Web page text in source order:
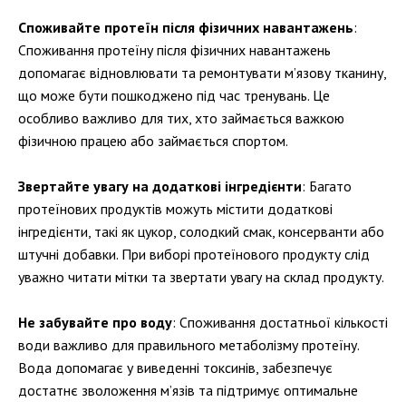
Споживайте протеїн після фізичних навантажень:
Споживання протеїну після фізичних навантажень
допомагає відновлювати та ремонтувати м’язову тканину,
що може бути пошкоджено під час тренувань. Це
особливо важливо для тих, хто займається важкою
фізичною працею або займається спортом.
Звертайте увагу на додаткові інгредієнти: Багато
протеїнових продуктів можуть містити додаткові
інгредієнти, такі як цукор, солодкий смак, консерванти або
штучні добавки. При виборі протеїнового продукту слід
уважно читати мітки та звертати увагу на склад продукту.
Не забувайте про воду: Споживання достатньої кількості
води важливо для правильного метаболізму протеїну.
Вода допомагає у виведенні токсинів, забезпечує
достатнє зволоження м’язів та підтримує оптимальне